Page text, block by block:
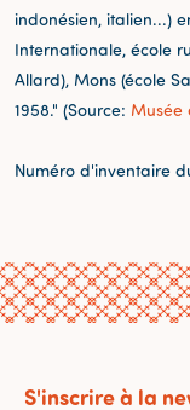
indonésien, italien...)
Internationale, école
Allard), Mons (école
1958." (Source: Musée
Numéro d'inventaire
S'inscrire à la